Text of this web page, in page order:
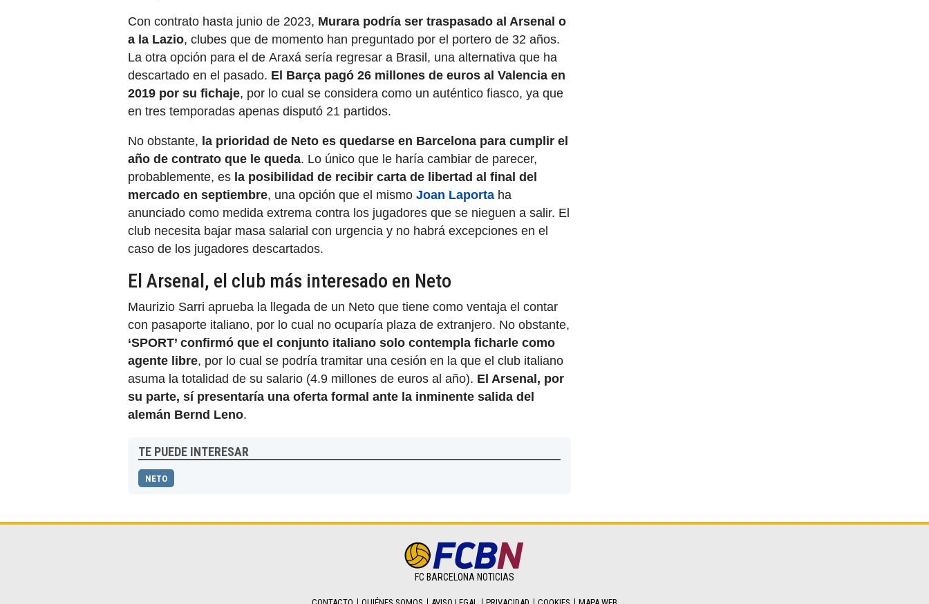
Con contrato hasta junio de 2023, Murara podría ser traspasado al Arsenal o
a la Lazio, clubes que de momento han preguntado por el portero de 32 años.
La otra opción para el de Araxá sería regresar a Brasil, una alternativa que ha
descartado en el pasado. El Barça pagó 26 millones de euros al Valencia en
2019 por su fichaje, por lo cual se considera como un auténtico fiasco, ya que
en tres temporadas apenas disputó 21 partidos.
No obstante, la prioridad de Neto es quedarse en Barcelona para cumplir el
año de contrato que le queda. Lo único que le haría cambiar de parecer,
probablemente, es la posibilidad de recibir carta de libertad al final del
mercado en septiembre, una opción que el mismo Joan Laporta ha
anunciado como medida extrema contra los jugadores que se nieguen a salir. El
club necesita bajar masa salarial con urgencia y no habrá excepciones en el
caso de los jugadores descartados.
El Arsenal, el club más interesado en Neto
Maurizio Sarri aprueba la llegada de un Neto que tiene como ventaja el contar
con pasaporte italiano, por lo cual no ocuparía plaza de extranjero. No obstante,
‘SPORT’ confirmó que el conjunto italiano solo contempla ficharle como
agente libre, por lo cual se podría tramitar una cesión en la que el club italiano
asuma la totalidad de su salario (4.9 millones de euros al año). El Arsenal, por
su parte, sí presentaría una oferta formal ante la inminente salida del
alemán Bernd Leno.
TE PUEDE INTERESAR
NETO
FC BARCELONA NOTICIAS